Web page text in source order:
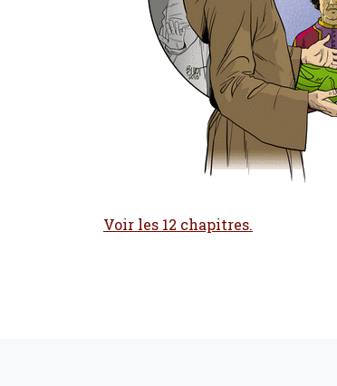
Voir les 12 chapitres.